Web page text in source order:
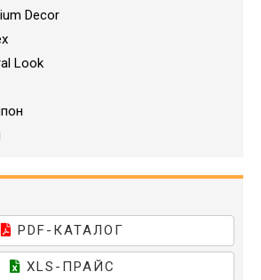
Decor
Look
PDF-КАТАЛОГ
XLS-ПРАЙС